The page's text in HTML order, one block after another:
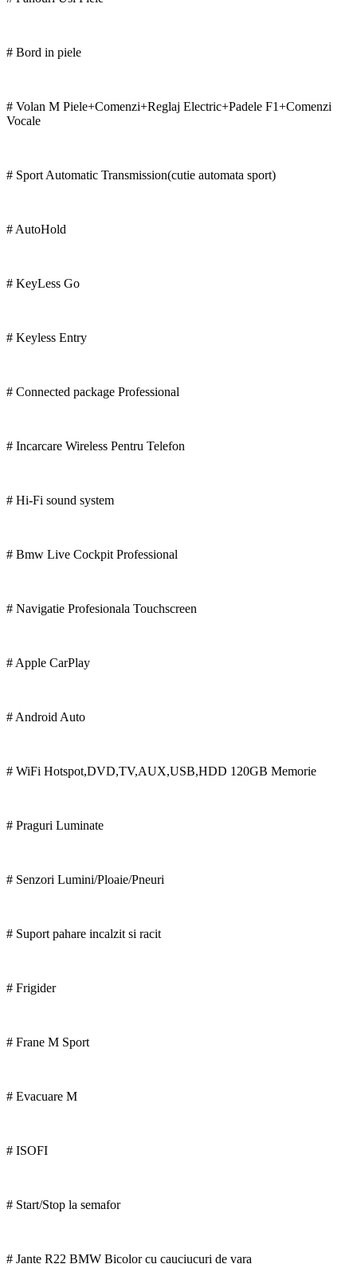
# Bord in piele
# Volan M Piele+Comenzi+Reglaj Electric+Padele F1+Comenzi
Vocale
# Sport Automatic Transmission(cutie automata sport)
# AutoHold
# KeyLess Go
# Keyless Entry
# Connected package Professional
# Incarcare Wireless Pentru Telefon
# Hi-Fi sound system
# Bmw Live Cockpit Professional
# Navigatie Profesionala Touchscreen
# Apple CarPlay
# Android Auto
# WiFi Hotspot,DVD,TV,AUX,USB,HDD 120GB Memorie
# Praguri Luminate
# Senzori Lumini/Ploaie/Pneuri
# Suport pahare incalzit si racit
# Frigider
# Frane M Sport
# Evacuare M
# ISOFI
# Start/Stop la semafor
# Jante R22 BMW Bicolor cu cauciucuri de vara